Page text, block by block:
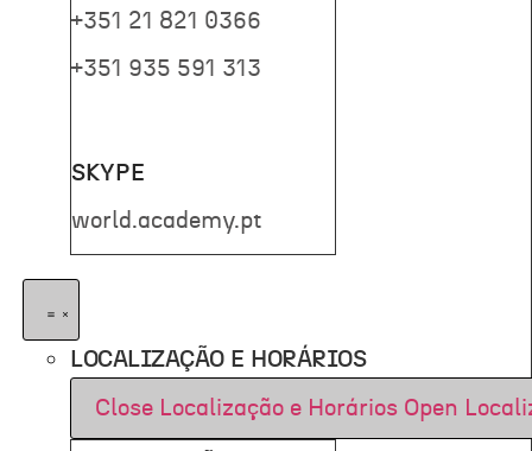
+351 21 821 0366
+351 935 591 313
SKYPE
world.academy.pt
LOCALIZAÇÃO E HORÁRIOS
Close Localização e Horários Open